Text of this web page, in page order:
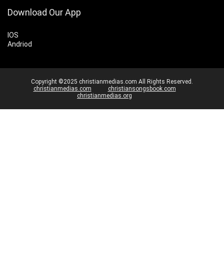
Download Our App
IOS
Andriod
Copyright ©2025 christianmedias.com All Rights Reserved.
christianmedias.com
christiansongsbook.com
christianmedias.org